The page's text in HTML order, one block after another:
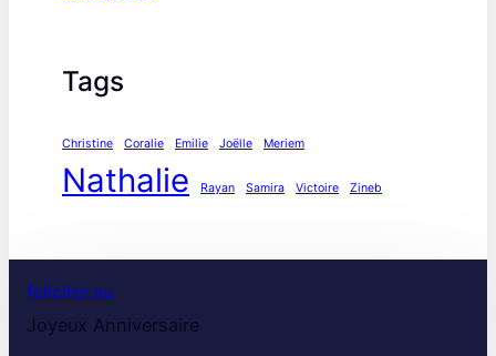
Tags
Christine Coralie Emilie Joëlle Meriem
Nathalie Rayan Samira Victoire Zineb
feliciter.su
Joyeux Anniversaire